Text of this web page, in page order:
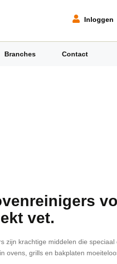
Inloggen
Branches Contact
vet.
zijn krachtige middelen die
ovens, grills en bakplaten